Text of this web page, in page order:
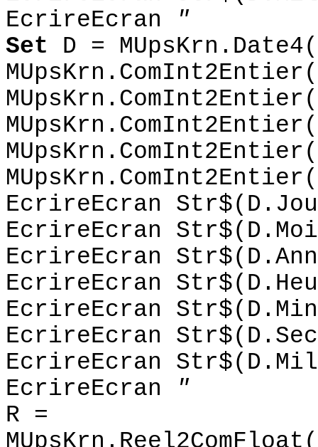
EcrireEcran
"
Set D =
EcrireEcran
EcrireEcran
EcrireEcran
EcrireEcran
EcrireEcran
EcrireEcran
EcrireEcran
EcrireEcran
"
R =